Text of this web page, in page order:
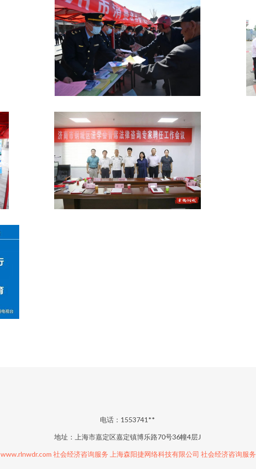
电话：1553741**
地址：上海市嘉定区嘉定镇博乐路70号36幢4层J
www.rlnwdr.com 社会经济咨询服务 上海森阳捷网络科技有限公司 社会经济咨询服务